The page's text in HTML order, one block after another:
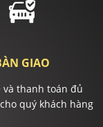
GIAO
và thanh toán đủ
quý khách hàng